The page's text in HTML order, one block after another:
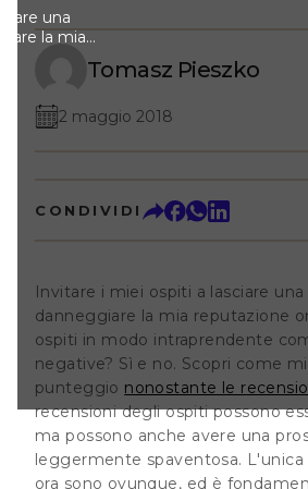
una
la mia
nonostante le
degli
ed è
quelle
sforzo per
online in
chiedendo
i miei ospiti di
il rischio di
È
Tomasz Pieszko
2 maggio 2018
CONDIVIDI
Invitare i miei ospiti a lasciare
danneggiare la mia reputazione
ospiti in modo intraprendente
negative? Sì e no. Scopri come
punteggio nonostante le
recensioni degli ospiti possono
ma possono anche avere una
leggermente spaventosa.
ora sono ovunque, ed è